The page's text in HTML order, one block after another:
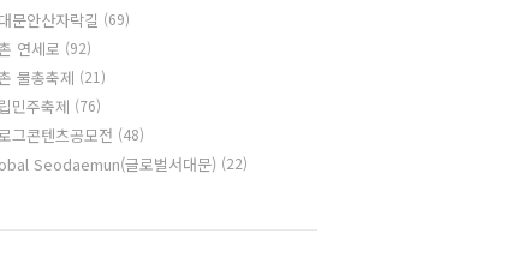
문안산자락길 (69)
연세로 (92)
물총축제 (21)
민주축제 (76)
그콘텐츠공모전 (48)
Seodaemun(글로벌서대문) (22)